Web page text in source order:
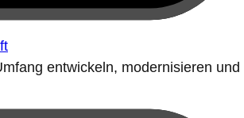
entwickeln, modernisieren und